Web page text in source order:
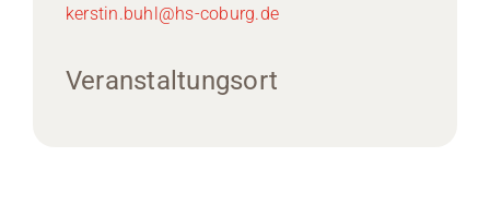
kerstin.buhl@hs-coburg.de
Veranstaltungsort